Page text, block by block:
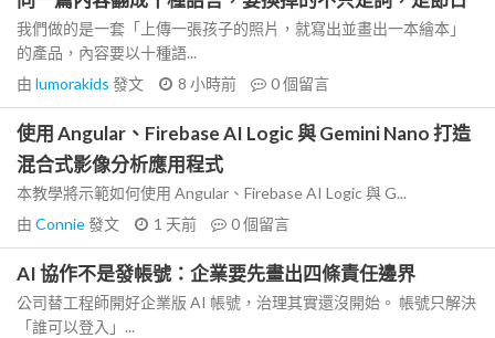
我們做的是一套「上傳一張孩子的照片，就寫出並畫出一本繪本」
的產品，內容要以十種語...
由 lumorakids 發文 8 小時前 0個留言
使用 Angular、Firebase AI Logic 與 Gemini Nano 打造
混合式影像分析應用程式
本教學將示範如何使用 Angular、Firebase AI Logic 與 G...
由 Connie發文 1 天前 0個留言
AI 協作不是發帳號：企業要先畫出四條責任邊界
公司替工程師開好企業版 AI 帳號，治理其實還沒開始。 帳號只解決
「誰可以登入」...